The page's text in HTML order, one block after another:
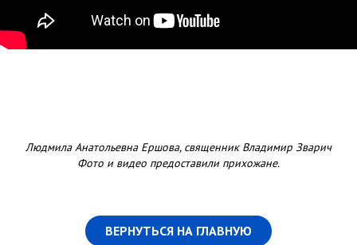
Людмила Анатольевна Ершова, священник Владимир Зварич
Фото и видео предоставили прихожане.
ВЕРНУТЬСЯ НА ГЛАВНУЮ